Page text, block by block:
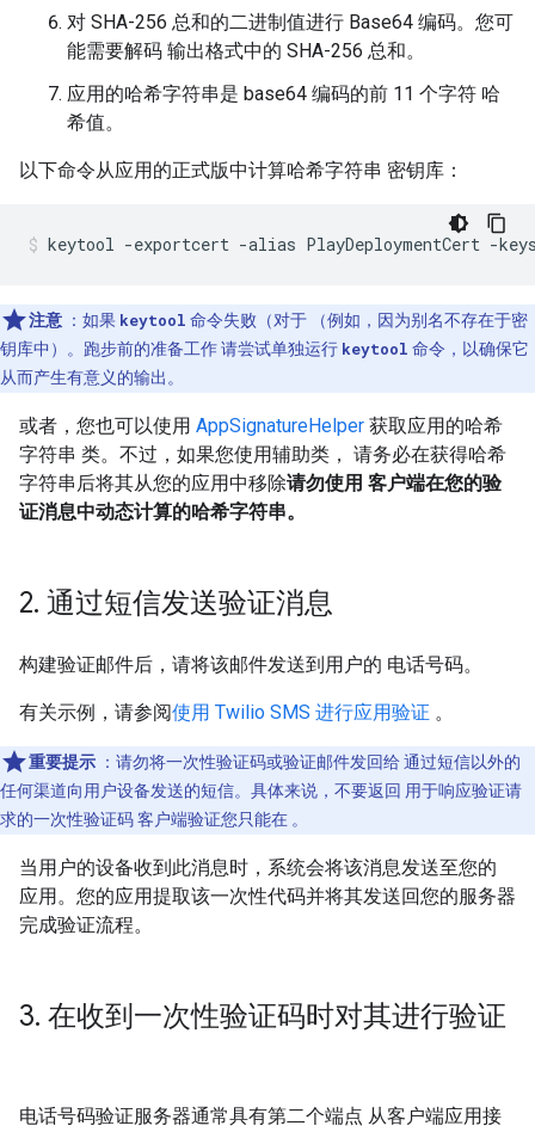
对 SHA-256 总和的二进制值进行 Base64 编码。您可
能需要解码 输出格式中的 SHA-256 总和。
应用的哈希字符串是 base64 编码的前 11 个字符 哈
希值。
以下命令从应用的正式版中计算哈希字符串 密钥库：
注意 ：如果 keytool 命令失败（对于 （例如，因为别名不存在于密
钥库中）。跑步前的准备工作 请尝试单独运行 keytool 命令，以确保它
从而产生有意义的输出。
或者，您也可以使用 AppSignatureHelper 获取应用的哈希
字符串 类。不过，如果您使用辅助类， 请务必在获得哈希
字符串后将其从您的应用中移除请勿使用 客户端在您的验
证消息中动态计算的哈希字符串。
2. 通过短信发送验证消息
构建验证邮件后，请将该邮件发送到用户的 电话号码。
有关示例，请参阅使用 Twilio SMS 进行应用验证 。
重要提示 ：请勿将一次性验证码或验证邮件发回给 通过短信以外的
任何渠道向用户设备发送的短信。具体来说，不要返回 用于响应验证请
求的一次性验证码 客户端验证您只能在 。
当用户的设备收到此消息时，系统会将该消息发送至您的
应用。您的应用提取该一次性代码并将其发送回您的服务器
完成验证流程。
3. 在收到一次性验证码时对其进行验证
电话号码验证服务器通常具有第二个端点 从客户端应用接